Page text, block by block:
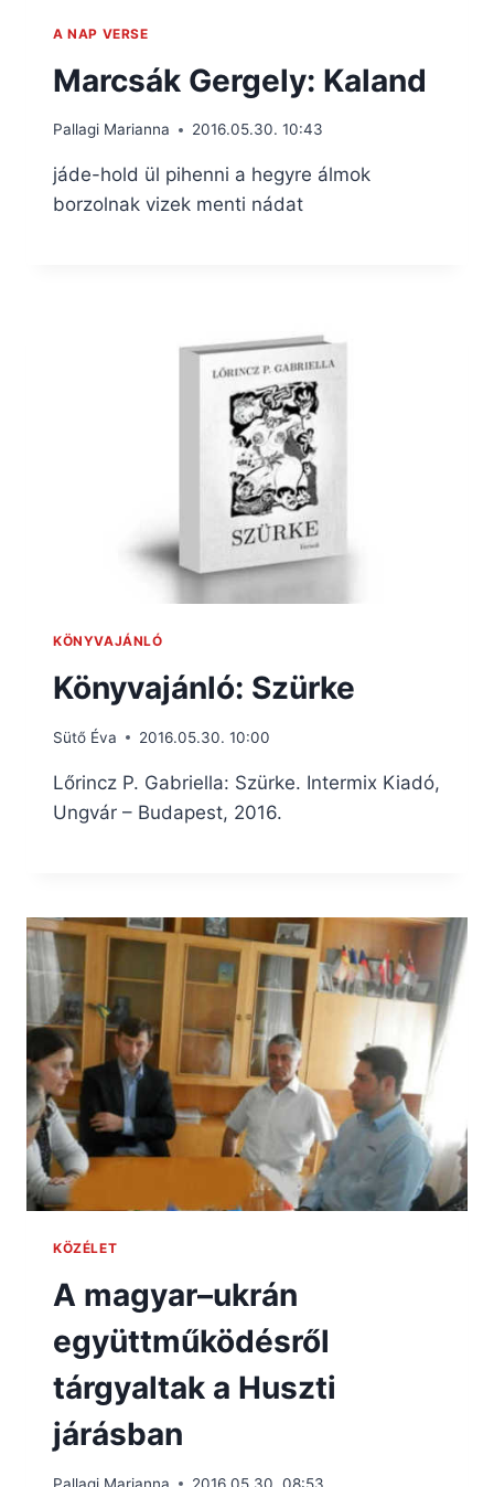
A NAP VERSE
Marcsák Gergely: Kaland
Pallagi Marianna 2016.05.30. 10:43
jáde-hold ül pihenni a hegyre álmok
borzolnak vizek menti nádat
KÖNYVAJÁNLÓ
Könyvajánló: Szürke
Sütő Éva 2016.05.30. 10:00
Lőrincz P. Gabriella: Szürke. Intermix Kiadó,
Ungvár – Budapest, 2016.
KÖZÉLET
A magyar–ukrán
együttműködésről
tárgyaltak a Huszti
járásban
Pallagi Marianna 2016.05.30. 08:53